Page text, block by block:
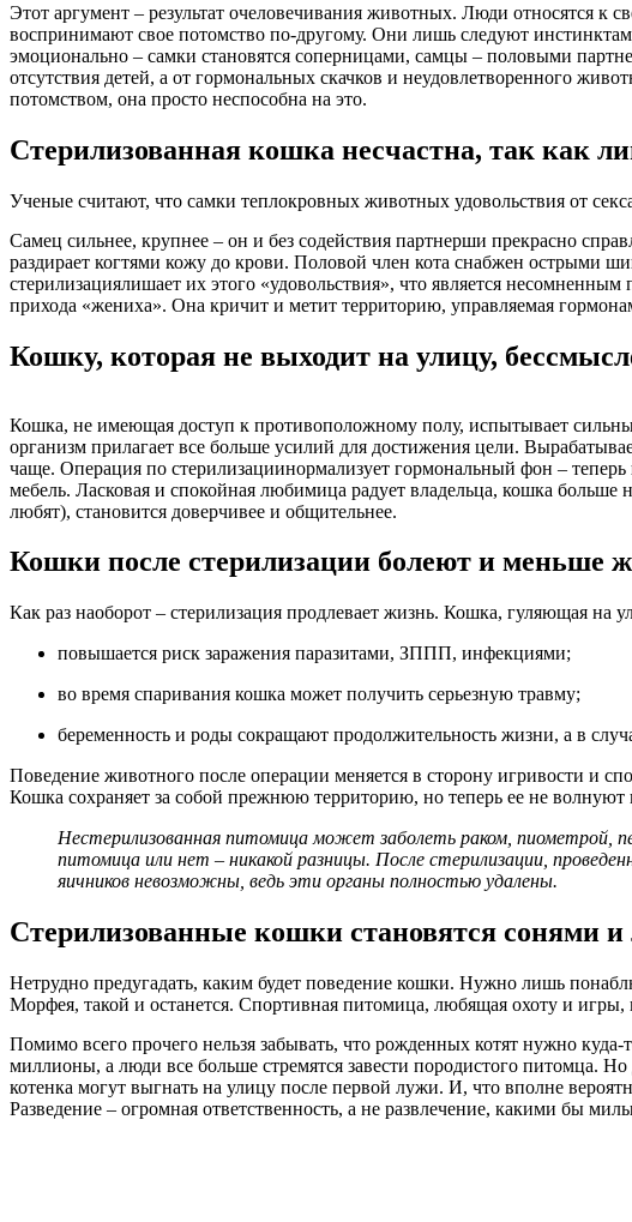
Этот аргумент – результат очеловечивания животных. Люди относятся
воспринимают свое потомство по-другому. Они лишь следуют
эмоционально – самки становятся соперницами, самцы – половыми
отсутствия детей, а от гормональных скачков и неудовлетворенного
потомством, она просто неспособна на это.
Стерилизованная кошка несчастна, так как
Ученые считают, что самки теплокровных животных удовольствия от
Самец сильнее, крупнее – он и без содействия партнерши прекрасно
раздирает когтями кожу до крови. Половой член кота снабжен острыми
стерилизациялишает их этого «удовольствия», что является
прихода «жениха». Она кричит и метит территорию, управляемая
Кошку, которая не выходит на улицу,
Кошка, не имеющая доступ к противоположному полу, испытывает
организм прилагает все больше усилий для достижения цели.
чаще. Операция по стерилизациинормализует гормональный фон –
мебель. Ласковая и спокойная любимица радует владельца, кошка больше
любят), становится доверчивее и общительнее.
Кошки после стерилизации болеют и меньше
Как раз наоборот – стерилизация продлевает жизнь. Кошка, гуляющая на
повышается риск заражения паразитами, ЗППП, инфекциями;
во время спаривания кошка может получить серьезную травму;
беременность и роды сокращают продолжительность жизни, а в
Поведение животного после операции меняется в сторону игривости и
Кошка сохраняет за собой прежнюю территорию, но теперь ее не волнуют
Нестерилизованная питомица может заболеть раком, пиометрой,
питомица или нет – никакой разницы. После стерилизации,
яичников невозможны, ведь эти органы полностью удалены.
Стерилизованные кошки становятся сонями
Нетрудно предугадать, каким будет поведение кошки. Нужно лишь
Морфея, такой и останется. Спортивная питомица, любящая охоту и игры,
Помимо всего прочего нельзя забывать, что рожденных котят нужно
миллионы, а люди все больше стремятся завести породистого питомца.
котенка могут выгнать на улицу после первой лужи. И, что вполне
Разведение – огромная ответственность, а не развлечение, какими бы